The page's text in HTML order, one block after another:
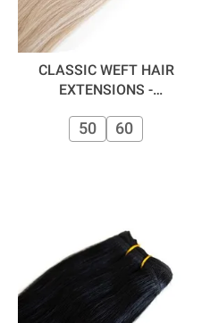
CLASSIC WEFT HAIR
EXTENSIONS -
50 60